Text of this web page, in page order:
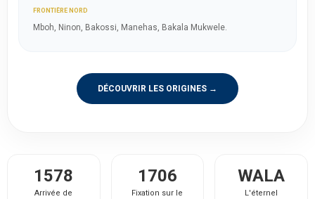
FRONTIÈRE NORD
Mboh, Ninon, Bakossi, Manehas, Bakala Mukwele.
DÉCOUVRIR LES ORIGINES →
1578
Arrivée de
1706
Fixation sur le
WALA
L'éternel